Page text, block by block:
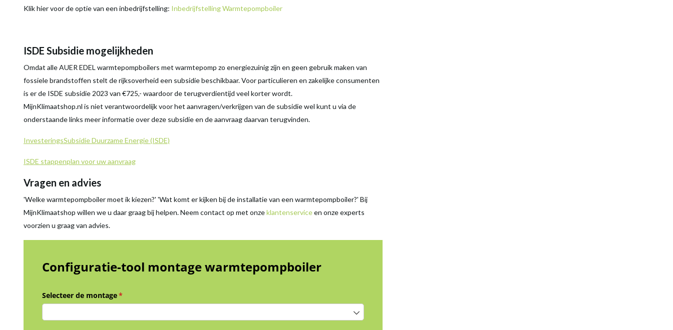
Klik hier voor de optie van een inbedrijfstelling: Inbedrijfstelling Warmtepompboiler
ISDE Subsidie mogelijkheden
Omdat alle AUER EDEL warmtepompboilers met warmtepomp zo energiezuinig zijn en geen gebruik maken van
fossiele brandstoffen stelt de rijksoverheid een subsidie beschikbaar. Voor particulieren en zakelijke consumenten
is er de ISDE subsidie 2023 van €725,- waardoor de terugverdientijd veel korter wordt.
MijnKlimaatshop.nl is niet verantwoordelijk voor het aanvragen/verkrijgen van de subsidie wel kunt u via de
onderstaande links meer informatie over deze subsidie en de aanvraag daarvan terugvinden.
InvesteringsSubsidie Duurzame Energie (ISDE)
ISDE stappenplan voor uw aanvraag
Vragen en advies
'Welke warmtepompboiler moet ik kiezen?' 'Wat komt er kijken bij de installatie van een warmtepompboiler?' Bij
MijnKlimaatshop willen we u daar graag bij helpen. Neem contact op met onzeklantenserviceen onze experts
voorzien u graag van advies.